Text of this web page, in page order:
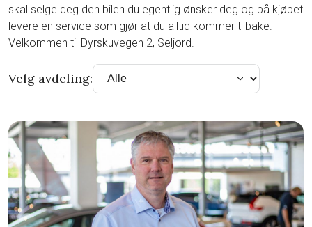
skal selge deg den bilen du egentlig ønsker deg og på kjøpet
levere en service som gjør at du alltid kommer tilbake.
Velkommen til Dyrskuvegen 2, Seljord.
Velg avdeling: